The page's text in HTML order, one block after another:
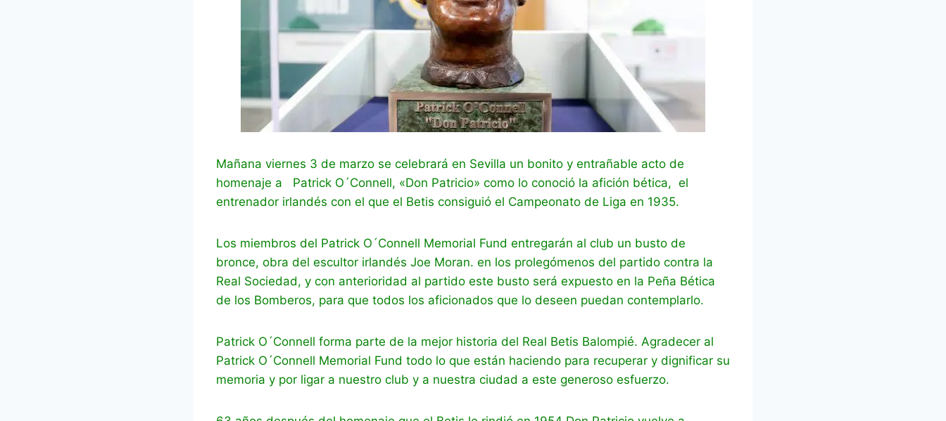
Mañana viernes 3 de marzo se celebrará en Sevilla un bonito y entrañable acto de
homenaje a Patrick O´Connell, «Don Patricio» como lo conoció la afición bética, el
entrenador irlandés con el que el Betis consiguió el Campeonato de Liga en 1935.
Los miembros del Patrick O´Connell Memorial Fund entregarán al club un busto de
bronce, obra del escultor irlandés Joe Moran. en los prolegómenos del partido contra la
Real Sociedad, y con anterioridad al partido este busto será expuesto en la Peña Bética
de los Bomberos, para que todos los aficionados que lo deseen puedan contemplarlo.
Patrick O´Connell forma parte de la mejor historia del Real Betis Balompié. Agradecer al
Patrick O´Connell Memorial Fund todo lo que están haciendo para recuperar y dignificar su
memoria y por ligar a nuestro club y a nuestra ciudad a este generoso esfuerzo.